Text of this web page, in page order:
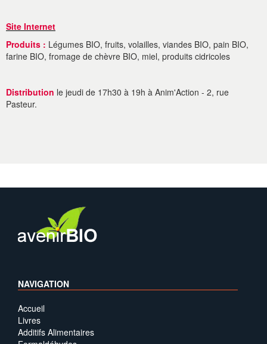
Site Internet
Produits : Légumes BIO, fruits, volailles, viandes BIO, pain BIO,
farine BIO, fromage de chèvre BIO, miel, produits cidricoles
Distribution le jeudi de 17h30 à 19h à Anim'Action - 2, rue
Pasteur.
NAVIGATION
Accueil
Livres
Additifs Alimentaires